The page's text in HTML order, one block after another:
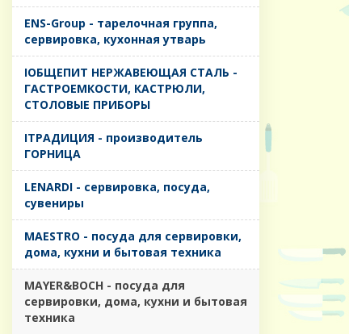
ENS-Group - тарелочная группа,
сервировка, кухонная утварь
IОБЩЕПИТ НЕРЖАВЕЮЩАЯ СТАЛЬ -
ГАСТРОЕМКОСТИ, КАСТРЮЛИ,
СТОЛОВЫЕ ПРИБОРЫ
IТРАДИЦИЯ - производитель
ГОРНИЦА
LENARDI - сервировка, посуда,
сувениры
MAESTRO - посуда для сервировки,
дома, кухни и бытовая техника
MAYER&BOCH - посуда для
сервировки, дома, кухни и бытовая
техника